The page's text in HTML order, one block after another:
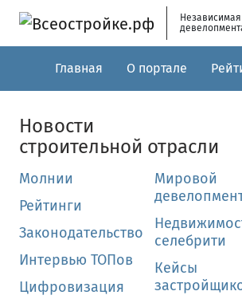
Skip to main content
Главная О портале
Новости
строительной отрасли
Молнии
Рейтинги
Законодательство
Интервью ТОПов
Цифровизация
Мировой
селебрити
Кейсы